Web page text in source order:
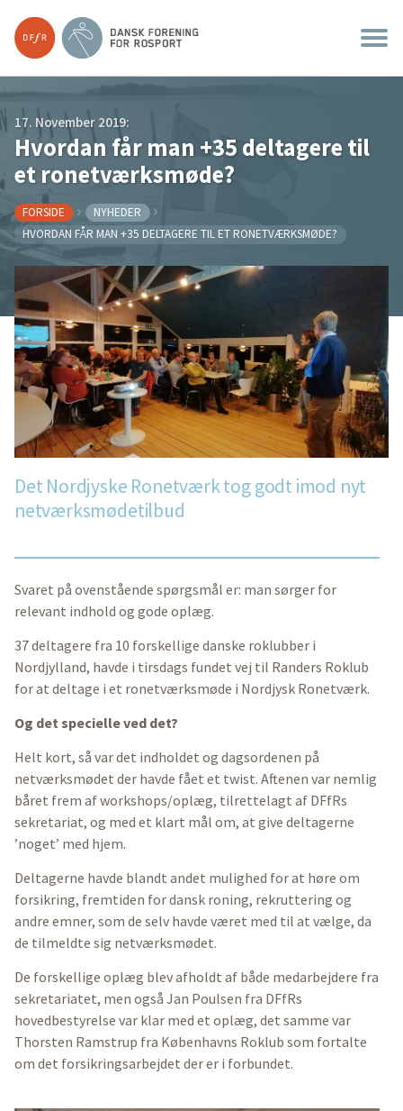
17. November 2019:
Hvordan får man +35 deltagere til
et ronetværksmøde?
FORSIDE
NYHEDER
HVORDAN FÅR MAN +35 DELTAGERE TIL ET RONETVÆRKSMØDE?
Det Nordjyske Ronetværk tog godt imod nyt
netværksmødetilbud
Svaret på ovenstående spørgsmål er: man sørger for
relevant indhold og gode oplæg.
37 deltagere fra 10 forskellige danske roklubber i
Nordjylland, havde i tirsdags fundet vej til Randers Roklub
for at deltage i et ronetværksmøde i Nordjysk Ronetværk.
Og det specielle ved det?
Helt kort, så var det indholdet og dagsordenen på
netværksmødet der havde fået et twist. Aftenen var nemlig
båret frem af workshops/oplæg, tilrettelagt af DFfRs
sekretariat, og med et klart mål om, at give deltagerne
’noget’ med hjem.
Deltagerne havde blandt andet mulighed for at høre om
forsikring, fremtiden for dansk roning, rekruttering og
andre emner, som de selv havde været med til at vælge, da
de tilmeldte sig netværksmødet.
De forskellige oplæg blev afholdt af både medarbejdere fra
sekretariatet, men også Jan Poulsen fra DFfRs
hovedbestyrelse var klar med et oplæg, det samme var
Thorsten Ramstrup fra Københavns Roklub som fortalte
om det forsikringsarbejdet der er i forbundet.